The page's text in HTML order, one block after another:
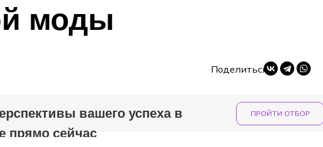
моды
Поделиться
ПРОЙТИ ОТБОР
вашего успеха в
прямо сейчас